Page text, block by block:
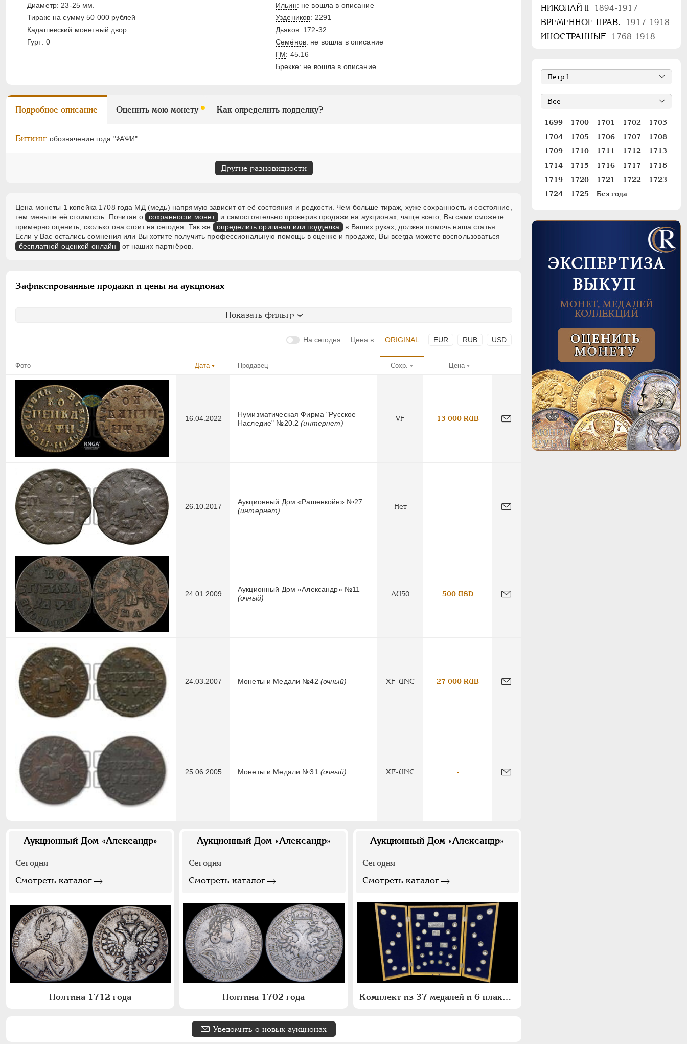
Диаметр: 23-25 мм.
Тираж: на сумму 50 000 рублей
Кадашевский монетный двор
Гурт: 0
Ильин: не вошла в описание
Уздеников: 2291
Дьяков: 172-32
Семёнов: не вошла в описание
ГМ: 45.16
Брекке: не вошла в описание
Подробное описание Оценить мою монету Как определить подделку?
Биткин: обозначение года "҂АѰИ".
Другие разновидности
Цена монеты 1 копейка 1708 года МД (медь) напрямую зависит от её состояния и редкости. Чем больше тираж, хуже сохранность и состояние,
тем меньше её стоимость. Почитав о
сохранности монет
и самостоятельно проверив продажи на аукционах, чаще всего, Вы сами сможете
примерно оценить, сколько она стоит на сегодня. Так же
определить оригинал или подделка
в Ваших руках, должна помочь наша статья.
Если у Вас остались сомнения или Вы хотите получить профессиональную помощь в оценке и продаже, Вы всегда можете воспользоваться
бесплатной оценкой онлайн от наших партнёров.
Зафиксированные продажи и цены на аукционах
Показать фильтр
На сегодня Цена в: ORIGINAL EUR RUB USD
Фото Дата Продавец Сохр. Цена
16.04.2022
Нумизматическая Фирма "Русское
Наследие" №20.2(интернет)
VF 13 000 RUB
26.10.2017
Аукционный Дом «Рашенкойн» №27
(интернет)
Нет -
24.01.2009
Аукционный Дом «Александр» №11
(очный)
AU50 500 USD
24.03.2007 Монеты и Медали №42 (очный) XF-UNC 27 000 RUB
25.06.2005 Монеты и Медали №31 (очный) XF-UNC -
Аукционный Дом «Александр»
Сегодня
Смотреть каталог
Полтина 1712 года
Аукционный Дом «Александр»
Сегодня
Смотреть каталог
Полтина 1702 года
Аукционный Дом «Александр»
Сегодня
Смотреть каталог
Комплект из 37 медалей и 6 плакет "Архитектурное наследие России. Москва"
Уведомить о новых аукционах
НИКОЛАЙ II
1894-1917
ВРЕМЕННОЕ ПРАВ.
1917-1918
ИНОСТРАННЫЕ
1768-1918
1699 1700 1701 1702
1703
1704
1705 1706 1707
1708
1709
1710 1711 1712
1713
1714
1715 1716 1717
1718
1719
1720 1721 1722
1723
1724
1725 Без года